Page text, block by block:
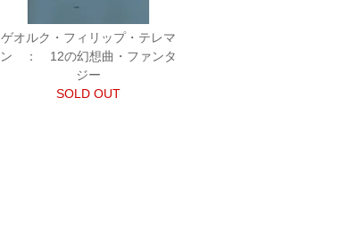
ゲオルク・フィリップ・テレマ
ン ： 12の幻想曲・ファンタ
ジー
SOLD OUT